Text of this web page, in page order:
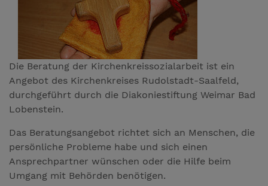
Die Beratung der Kirchenkreissozialarbeit ist ein
Angebot des Kirchenkreises Rudolstadt-Saalfeld,
durchgeführt durch die Diakoniestiftung Weimar Bad
Lobenstein.
Das Beratungsangebot richtet sich an Menschen, die
persönliche Probleme habe und sich einen
Ansprechpartner wünschen oder die Hilfe beim
Umgang mit Behörden benötigen.